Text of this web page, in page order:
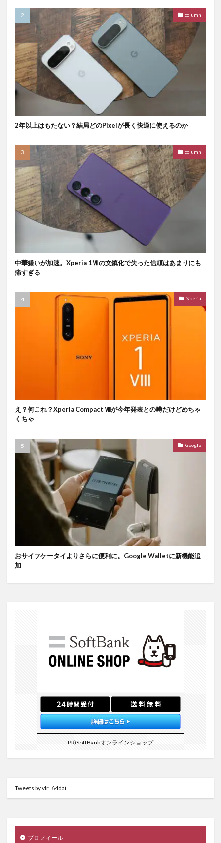
column
2年以上はもたない？結局どのPixelが長く快適に使えるのか
column
中華嫌いが加速。Xperia 1Ⅶの文鎮化で失った信頼はあまりにも
痛すぎる
Xperia
え？何これ？Xperia Compact Ⅷが今年発表との噂だけどめちゃ
くちゃ
Google
おサイフケータイよりさらに便利に。Google Walletに新機能追
加
PR)SoftBankオンラインショップ
Tweets by vlr_64dai
プロフィール